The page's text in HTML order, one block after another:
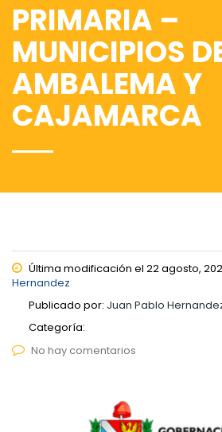
PRIMARIA –
MUNICIPIOS
AMBALEMA Y
CAJAMARCA
Última modificación el 22 agosto,
Hernandez
Publicado por: Juan Pablo
Categoría:
No hay comentarios